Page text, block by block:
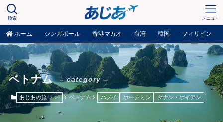
検索 メニュー
ホーム シンガポール 香港マカオ 台湾 韓国 フィリピン
ベトナム – category –
あじあの旅 ＞＞ ベトナム ハノイ ホーチミン ダナン・ホイアン